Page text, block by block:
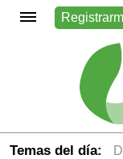
Temas del día: